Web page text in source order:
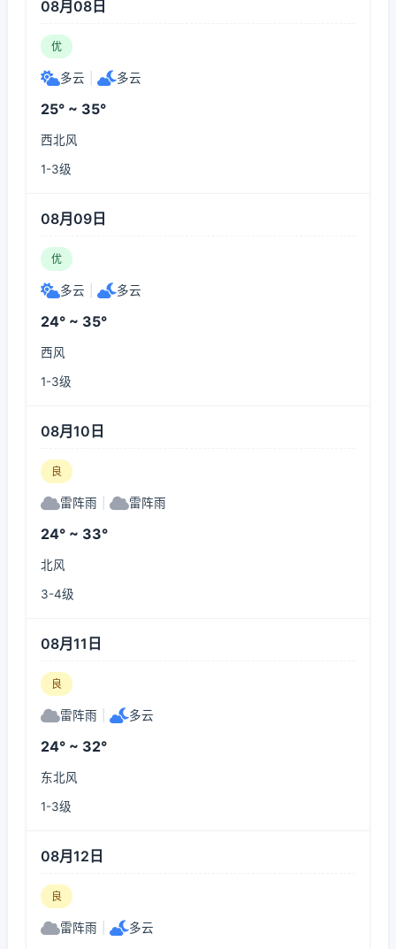
08月08日
优
多云 多云
25° ~ 35°
西北风
1-3级
08月09日
优
多云 多云
24° ~ 35°
西风
1-3级
08月10日
良
雷阵雨 雷阵雨
24° ~ 33°
北风
3-4级
08月11日
良
雷阵雨 多云
24° ~ 32°
东北风
1-3级
08月12日
良
雷阵雨 多云